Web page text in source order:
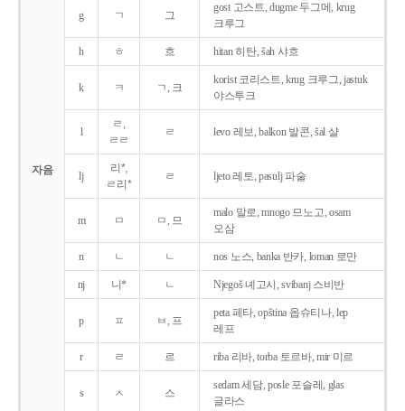
자음
g ㄱ 그
gost 고스트, dugme 두그메, krug
크루그
h ㅎ 흐 hitan 히탄, šah 샤흐
k ㅋ ㄱ, 크
korist 코리스트, krug 크루그, jastuk
야스투크
l
ㄹ,
ㄹㄹ
ㄹ levo 레보, balkon 발콘, šal 샬
lj
리*,
ㄹ리*
ㄹ ljeto 레토, pasulj 파술
m ㅁ ㅁ, 므
malo 말로, mnogo 므노고, osam
오삼
n ㄴ ㄴ nos 노스, banka 반카, loman 로만
nj 니* ㄴ Njegoš 녜고시, svibanj 스비반
p ㅍ ㅂ, 프
peta 페타, opština 옵슈티나, lep
레프
r ㄹ 르 riba 리바, torba 토르바, mir 미르
s ㅅ 스
sedam 세담, posle 포슬레, glas
글라스